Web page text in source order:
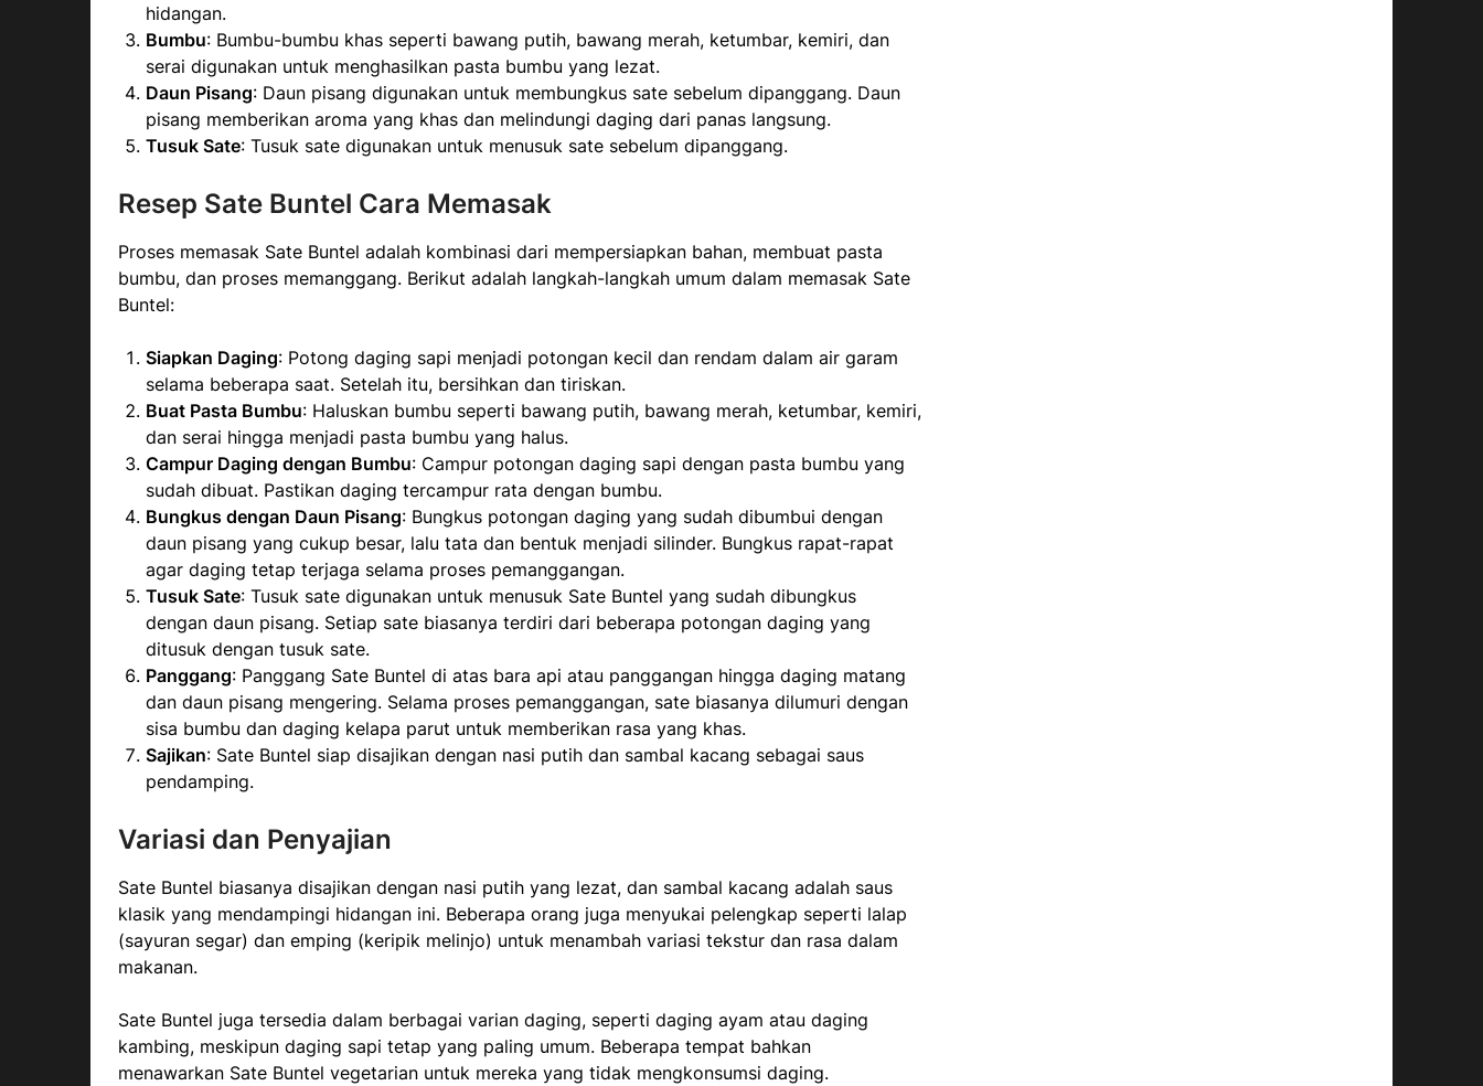
hidangan.
Bumbu: Bumbu-bumbu khas seperti bawang putih, bawang merah, ketumbar, kemiri, dan
serai digunakan untuk menghasilkan pasta bumbu yang lezat.
Daun Pisang: Daun pisang digunakan untuk membungkus sate sebelum dipanggang. Daun
pisang memberikan aroma yang khas dan melindungi daging dari panas langsung.
Tusuk Sate: Tusuk sate digunakan untuk menusuk sate sebelum dipanggang.
Resep Sate Buntel Cara Memasak
Proses memasak Sate Buntel adalah kombinasi dari mempersiapkan bahan, membuat pasta
bumbu, dan proses memanggang. Berikut adalah langkah-langkah umum dalam memasak Sate
Buntel:
Siapkan Daging: Potong daging sapi menjadi potongan kecil dan rendam dalam air garam
selama beberapa saat. Setelah itu, bersihkan dan tiriskan.
Buat Pasta Bumbu: Haluskan bumbu seperti bawang putih, bawang merah, ketumbar, kemiri,
dan serai hingga menjadi pasta bumbu yang halus.
Campur Daging dengan Bumbu: Campur potongan daging sapi dengan pasta bumbu yang
sudah dibuat. Pastikan daging tercampur rata dengan bumbu.
Bungkus dengan Daun Pisang: Bungkus potongan daging yang sudah dibumbui dengan
daun pisang yang cukup besar, lalu tata dan bentuk menjadi silinder. Bungkus rapat-rapat
agar daging tetap terjaga selama proses pemanggangan.
Tusuk Sate: Tusuk sate digunakan untuk menusuk Sate Buntel yang sudah dibungkus
dengan daun pisang. Setiap sate biasanya terdiri dari beberapa potongan daging yang
ditusuk dengan tusuk sate.
Panggang: Panggang Sate Buntel di atas bara api atau panggangan hingga daging matang
dan daun pisang mengering. Selama proses pemanggangan, sate biasanya dilumuri dengan
sisa bumbu dan daging kelapa parut untuk memberikan rasa yang khas.
Sajikan: Sate Buntel siap disajikan dengan nasi putih dan sambal kacang sebagai saus
pendamping.
Variasi dan Penyajian
Sate Buntel biasanya disajikan dengan nasi putih yang lezat, dan sambal kacang adalah saus
klasik yang mendampingi hidangan ini. Beberapa orang juga menyukai pelengkap seperti lalap
(sayuran segar) dan emping (keripik melinjo) untuk menambah variasi tekstur dan rasa dalam
makanan.
Sate Buntel juga tersedia dalam berbagai varian daging, seperti daging ayam atau daging
kambing, meskipun daging sapi tetap yang paling umum. Beberapa tempat bahkan
menawarkan Sate Buntel vegetarian untuk mereka yang tidak mengkonsumsi daging.